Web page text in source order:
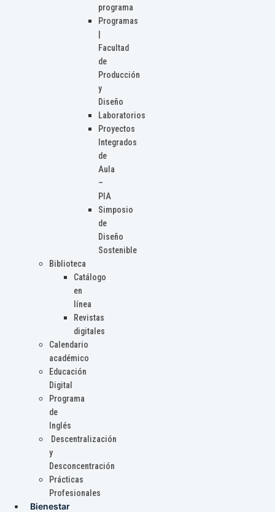
programa
Programas
Facultad
de
Producción
y
Diseño
Laboratorios
Proyectos
Integrados
de
Aula
–
PIA
Simposio
de
Diseño
Sostenible
Biblioteca
Catálogo
en
línea
Revistas
digitales
Calendario
académico
Educación
Digital
Programa
de
Inglés
Descentralización
y
Desconcentración
Prácticas
Profesionales
Bienestar